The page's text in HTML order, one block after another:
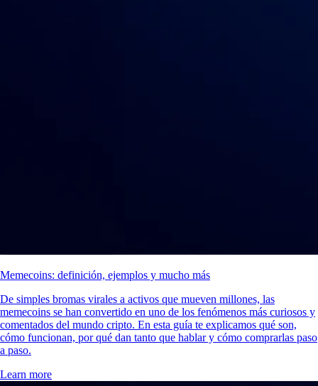
Memecoins: definición, ejemplos y mucho más
De simples bromas virales a activos que mueven millones, las
memecoins se han convertido en uno de los fenómenos más curiosos y
comentados del mundo cripto. En esta guía te explicamos qué son,
cómo funcionan, por qué dan tanto que hablar y cómo comprarlas paso
a paso.
Learn more